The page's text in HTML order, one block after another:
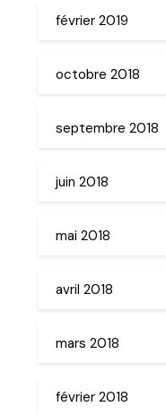
février 2019
octobre 2018
septembre 2018
juin 2018
mai 2018
avril 2018
mars 2018
février 2018